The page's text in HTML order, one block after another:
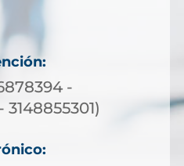
-
3148855301)